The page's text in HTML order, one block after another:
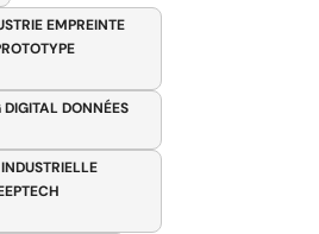
EMPREINTE
DONNÉES